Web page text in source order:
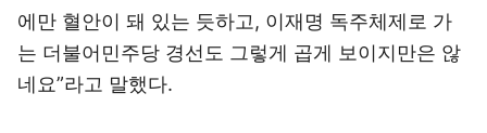
에만 혈안이 돼 있는 듯하고, 이재명 독주체제로 가
는 더불어민주당 경선도 그렇게 곱게 보이지만은 않
네요”라고 말했다.